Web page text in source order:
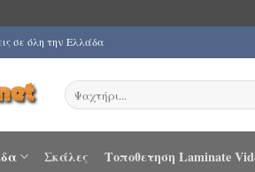
σε όλη την Ελλάδα
Αναζήτηση
για:
Σκάλες Τοποθετηση Laminate